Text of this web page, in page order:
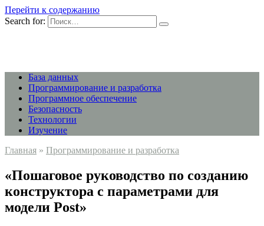
Перейти к содержанию
Search for:
База данных
Программирование и разработка
Программное обеспечение
Безопасность
Технологии
Изучение
Главная » Программирование и разработка
«Пошаговое руководство по созданию
конструктора с параметрами для
модели Post»